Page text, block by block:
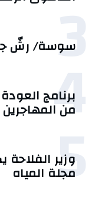
3
سوسة/ رشّ
4
برنامج
من
5
وزير
مجلة المياه